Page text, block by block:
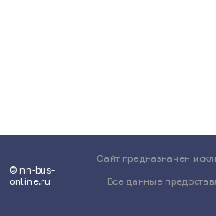
© nn-bus-
online.ru
Сайт предназначен
Все данные